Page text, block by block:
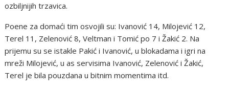
ozbiljnijih trzavica.
Poene za domaći tim osvojili su: Ivanović 14, Milojević 12,
Terel 11, Zelenović 8, Veltman i Tomić po 7 i Žakić 2. Na
prijemu su se istakle Pakić i Ivanović, u blokadama i igri na
mreži Milojević, u as servisima Ivanović, Zelenović i Žakić,
Terel je bila pouzdana u bitnim momentima itd.